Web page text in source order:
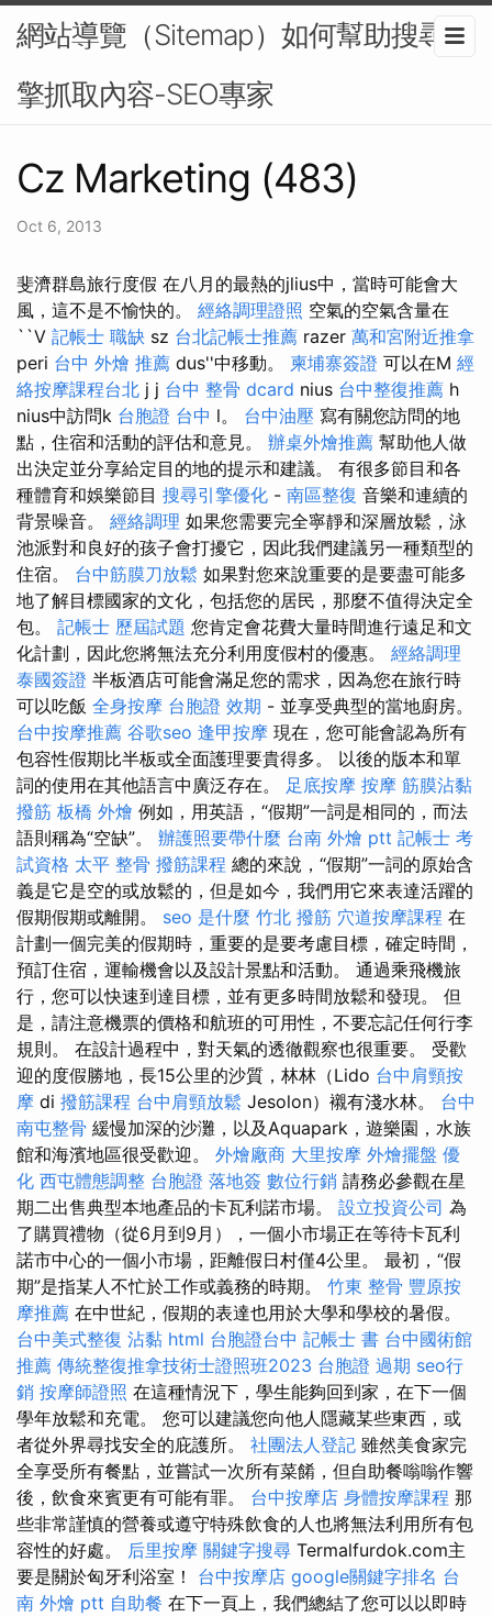
網站導覽（Sitemap）如何幫助搜尋引
擎抓取內容-SEO專家
Cz Marketing (483)
Oct 6, 2013
斐濟群島旅行度假 在八月的最熱的jlius中，當時可能會大
風，這不是不愉快的。 經絡調理證照 空氣的空氣含量在
``V 記帳士 職缺 sz 台北記帳士推薦 razer 萬和宮附近推拿
peri 台中 外燴 推薦 dus''中移動。 柬埔寨簽證 可以在M 經
絡按摩課程台北 j j 台中 整骨 dcard nius 台中整復推薦 h
nius中訪問k 台胞證 台中 l。 台中油壓 寫有關您訪問的地
點，住宿和活動的評估和意見。 辦桌外燴推薦 幫助他人做
出決定並分享給定目的地的提示和建議。 有很多節目和各
種體育和娛樂節目 搜尋引擎優化 - 南區整復 音樂和連續的
背景噪音。 經絡調理 如果您需要完全寧靜和深層放鬆，泳
池派對和良好的孩子會打擾它，因此我們建議另一種類型的
住宿。 台中筋膜刀放鬆 如果對您來說重要的是要盡可能多
地了解目標國家的文化，包括您的居民，那麼不值得決定全
包。 記帳士 歷屆試題 您肯定會花費大量時間進行遠足和文
化計劃，因此您將無法充分利用度假村的優惠。 經絡調理
泰國簽證 半板酒店可能會滿足您的需求，因為您在旅行時
可以吃飯 全身按摩 台胞證 效期 - 並享受典型的當地廚房。
台中按摩推薦 谷歌seo 逢甲按摩 現在，您可能會認為所有
包容性假期比半板或全面護理要貴得多。 以後的版本和單
詞的使用在其他語言中廣泛存在。 足底按摩 按摩 筋膜沾黏
撥筋 板橋 外燴 例如，用英語，“假期”一詞是相同的，而法
語則稱為“空缺”。 辦護照要帶什麼 台南 外燴 ptt 記帳士 考
試資格 太平 整骨 撥筋課程 總的來說，“假期”一詞的原始含
義是它是空的或放鬆的，但是如今，我們用它來表達活躍的
假期假期或離開。 seo 是什麼 竹北 撥筋 穴道按摩課程 在
計劃一個完美的假期時，重要的是要考慮目標，確定時間，
預訂住宿，運輸機會以及設計景點和活動。 通過乘飛機旅
行，您可以快速到達目標，並有更多時間放鬆和發現。 但
是，請注意機票的價格和航班的可用性，不要忘記任何行李
規則。 在設計過程中，對天氣的透徹觀察也很重要。 受歡
迎的度假勝地，長15公里的沙質，林林（Lido 台中肩頸按
摩 di 撥筋課程 台中肩頸放鬆 Jesolon）襯有淺水林。 台中
南屯整骨 緩慢加深的沙灘，以及Aquapark，遊樂園，水族
館和海濱地區很受歡迎。 外燴廠商 大里按摩 外燴擺盤 優
化 西屯體態調整 台胞證 落地簽 數位行銷 請務必參觀在星
期二出售典型本地產品的卡瓦利諾市場。 設立投資公司 為
了購買禮物（從6月到9月），一個小市場正在等待卡瓦利
諾市中心的一個小市場，距離假日村僅4公里。 最初，“假
期”是指某人不忙於工作或義務的時期。 竹東 整骨 豐原按
摩推薦 在中世紀，假期的表達也用於大學和學校的暑假。
台中美式整復 沾黏 html 台胞證台中 記帳士 書 台中國術館
推薦 傳統整復推拿技術士證照班2023 台胞證 過期 seo行
銷 按摩師證照 在這種情況下，學生能夠回到家，在下一個
學年放鬆和充電。 您可以建議您向他人隱藏某些東西，或
者從外界尋找安全的庇護所。 社團法人登記 雖然美食家完
全享受所有餐點，並嘗試一次所有菜餚，但自助餐嗡嗡作響
後，飲食來賓更有可能有罪。 台中按摩店 身體按摩課程 那
些非常謹慎的營養或遵守特殊飲食的人也將無法利用所有包
容性的好處。 后里按摩 關鍵字搜尋 Termalfurdok.com主
要是關於匈牙利浴室！ 台中按摩店 google關鍵字排名 台
南 外燴 ptt 自助餐 在下一頁上，我們總結了您可以以即時